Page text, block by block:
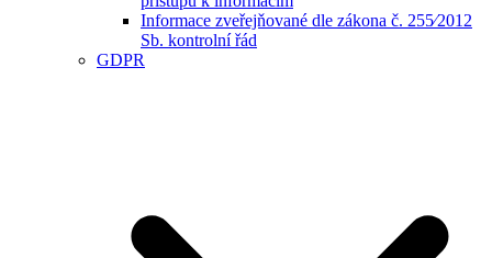
Informace zveřejňované dle zákona č. 255⁄2012
Sb. kontrolní řád
GDPR